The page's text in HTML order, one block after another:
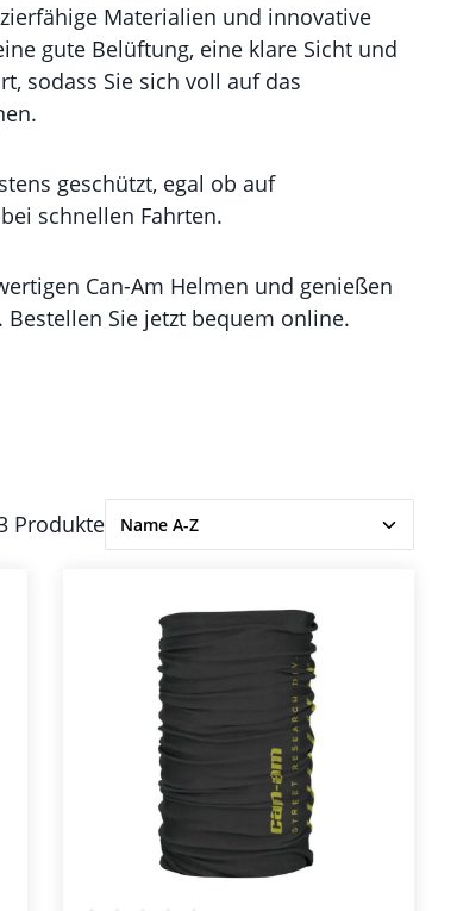
Materialien und innovative
gute Belüftung, eine klare Sicht und
sodass Sie sich voll auf das
geschützt, egal ob auf
schnellen Fahrten.
Can-Am Helmen und genießen
Sie jetzt bequem online.
Produkte